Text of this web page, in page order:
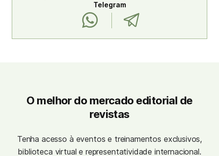
Telegram
O melhor do mercado editorial de
revistas
Tenha acesso à eventos e treinamentos exclusivos,
biblioteca virtual e representatividade internacional.